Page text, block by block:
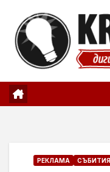
content
РЕКЛАМА СЪБИТИЯ